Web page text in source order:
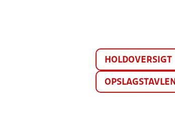
HOLDOVERSIGT
OPSLAGSTAVLEN